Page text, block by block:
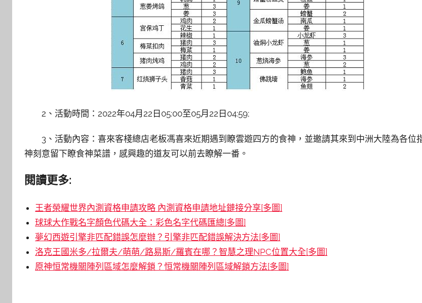
2、活動時間：2022年04月22日05:00至05月22日04:59;
3、活動內容：喜來客棧總店老板馮喜來近期遇到瞭雲遊四方的食神，並邀請其來到中洲大陸為各位
神刻意留下瞭食神菜譜，感興趣的道友可以前去瞭解一番。
閱讀更多:
王者榮耀世界內測資格申請攻略 內測資格申請地址鏈接分享[多圖]
球球大作戰名字顏色代碼大全：彩色名字代碼匯總[多圖]
夢幻西遊引擎非匹配錯誤怎麼辦？引擎非匹配錯誤解決方法[多圖]
洛克王國米多/拉爾夫/萌萌/路易斯/羅賓在哪？智慧之理NPC位置大全[多圖]
原神恒常機關陣列區域怎麼解鎖？恒常機關陣列區域解鎖方法[多圖]